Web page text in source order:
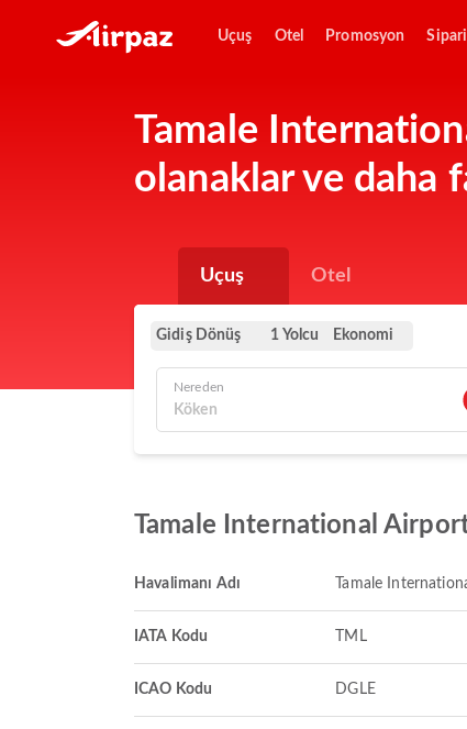
Uçuş Otel Promosyon
Tamale
olanaklar ve daha
Uçuş Otel
Gidiş Dönüş 1 Yolcu Ekonomi
Nereden
Tamale International
Havalimanı Adı Tamale
IATA Kodu TML
ICAO Kodu DGLE